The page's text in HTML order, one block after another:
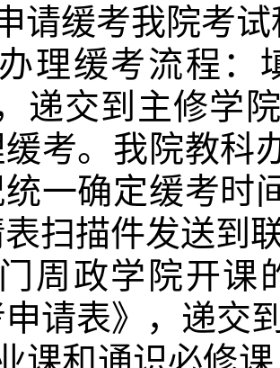
请缓考我院考
理缓考流程：
递交到主修学
考。我院教科
一确定缓考时
表扫描件发送到
周政学院开课
申请表》，递交